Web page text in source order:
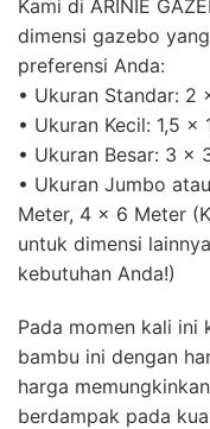
Kami di ARINIE
dimensi gazebo
preferensi Anda:
• Ukuran Standar: 2
• Ukuran Kecil: 1,5 x
• Ukuran Besar: 3 x
• Ukuran Jumbo
Meter, 4 x 6 Meter
untuk dimensi
kebutuhan Anda!)
Pada momen kali ini
bambu ini dengan
harga
berdampak pada